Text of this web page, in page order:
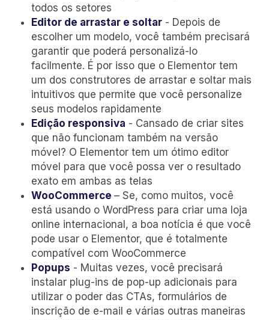
todos os setores
Editor de arrastar e soltar - Depois de
escolher um modelo, você também precisará
garantir que poderá personalizá-lo
facilmente. É por isso que o Elementor tem
um dos construtores de arrastar e soltar mais
intuitivos que permite que você personalize
seus modelos rapidamente
Edição responsiva - Cansado de criar sites
que não funcionam também na versão
móvel? O Elementor tem um ótimo editor
móvel para que você possa ver o resultado
exato em ambas as telas
WooCommerce – Se, como muitos, você
está usando o WordPress para criar uma loja
online internacional, a boa notícia é que você
pode usar o Elementor, que é totalmente
compatível com WooCommerce
Popups - Muitas vezes, você precisará
instalar plug-ins de pop-up adicionais para
utilizar o poder das CTAs, formulários de
inscrição de e-mail e várias outras maneiras